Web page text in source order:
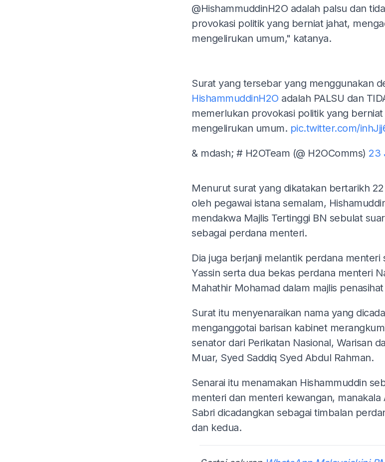
@HishammuddinH2O adalah palsu dan
provokasi politik yang berniat jahat,
mengelirukan umum," katanya.
Surat yang tersebar yang menggunakan
HishammuddinH2O adalah PALSU dan
memerlukan provokasi politik yang
mengelirukan umum. pic.twitter.com/
& mdash; # H2OTeam (@ H2OComms) 23
Menurut surat yang dikatakan bertarikh
oleh pegawai istana semalam,
mendakwa Majlis Tertinggi BN sebulat
sebagai perdana menteri.
Dia juga berjanji melantik perdana menteri
Yassin serta dua bekas perdana menteri
Mahathir Mohamad dalam majlis
Surat itu menyenaraikan nama yang
menganggotai barisan kabinet
senator dari Perikatan Nasional, Warisan
Muar, Syed Saddiq Syed Abdul Rahman.
Senarai itu menamakan Hishammuddin
menteri dan menteri kewangan, manakala
Sabri dicadangkan sebagai timbalan
dan kedua.